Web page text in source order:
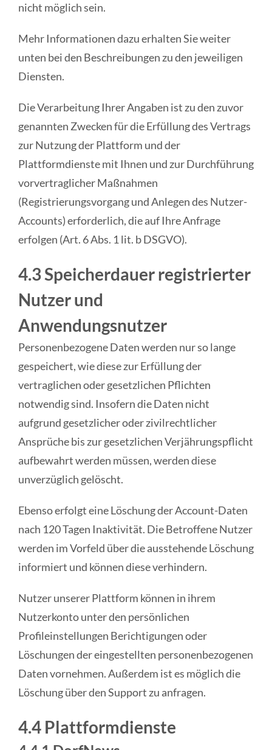
nicht möglich sein.
Mehr Informationen dazu erhalten Sie weiter
unten bei den Beschreibungen zu den jeweiligen
Diensten.
Die Verarbeitung Ihrer Angaben ist zu den zuvor
genannten Zwecken für die Erfüllung des Vertrags
zur Nutzung der Plattform und der
Plattformdienste mit Ihnen und zur Durchführung
vorvertraglicher Maßnahmen
(Registrierungsvorgang und Anlegen des Nutzer-
Accounts) erforderlich, die auf Ihre Anfrage
erfolgen (Art. 6 Abs. 1 lit. b DSGVO).
4.3 Speicherdauer registrierter
Nutzer und
Anwendungsnutzer
Personenbezogene Daten werden nur so lange
gespeichert, wie diese zur Erfüllung der
vertraglichen oder gesetzlichen Pflichten
notwendig sind. Insofern die Daten nicht
aufgrund gesetzlicher oder zivilrechtlicher
Ansprüche bis zur gesetzlichen Verjährungspflicht
aufbewahrt werden müssen, werden diese
unverzüglich gelöscht.
Ebenso erfolgt eine Löschung der Account-Daten
nach 120 Tagen Inaktivität. Die Betroffene Nutzer
werden im Vorfeld über die ausstehende Löschung
informiert und können diese verhindern.
Nutzer unserer Plattform können in ihrem
Nutzerkonto unter den persönlichen
Profileinstellungen Berichtigungen oder
Löschungen der eingestellten personenbezogenen
Daten vornehmen. Außerdem ist es möglich die
Löschung über den Support zu anfragen.
4.4 Plattformdienste